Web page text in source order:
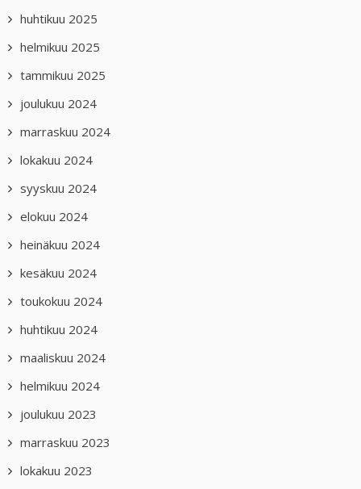
huhtikuu 2025
helmikuu 2025
tammikuu 2025
joulukuu 2024
marraskuu 2024
lokakuu 2024
syyskuu 2024
elokuu 2024
heinäkuu 2024
kesäkuu 2024
toukokuu 2024
huhtikuu 2024
maaliskuu 2024
helmikuu 2024
joulukuu 2023
marraskuu 2023
lokakuu 2023